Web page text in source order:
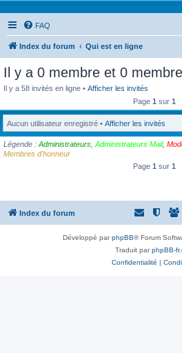
FAQ
Index du forum Qui est en ligne
Il y a 0 membre et 0
Il y a 58 invités en ligne • Afficher les invités
Page 1 sur 1
Aucun utilisateur enregistré • Afficher les invités
Légende : Administrateurs Administrateurs Mail,
Membres d'honneur
Page 1 sur 1
Index du forum
Développé parphpBB® Forum
Traduit parphpBB-
Confidentialité |